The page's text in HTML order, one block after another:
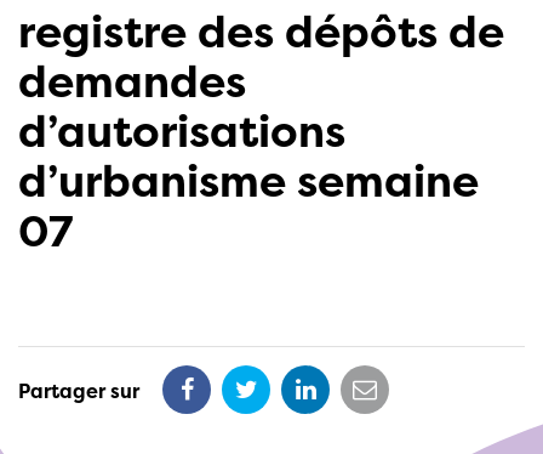
(35)
registre des dépôts de
demandes
d’autorisations
d’urbanisme semaine
07
Partager sur
PartagerPartagerPartagerPartager